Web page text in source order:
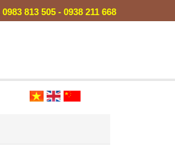
0983 813 505 - 0938 211 668